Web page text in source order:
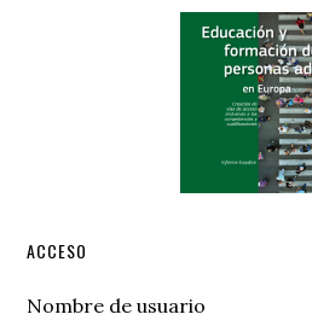
ACCESO
Nombre de usuario